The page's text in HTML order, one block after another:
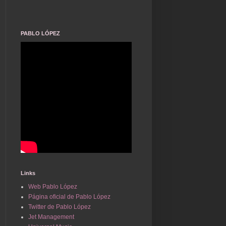
PABLO LÓPEZ
Links
Web Pablo López
Página oficial de Pablo López
Twitter de Pablo López
Jet Management